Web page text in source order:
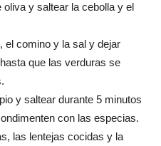
oliva y saltear la cebolla y el
el comino y la sal y dejar
que las verduras se
y saltear durante 5 minutos
con las especias.
las lentejas cocidas y la